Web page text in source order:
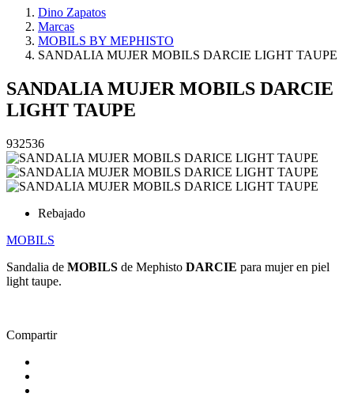
Dino Zapatos
Marcas
MOBILS BY MEPHISTO
SANDALIA MUJER MOBILS DARCIE LIGHT TAUPE
SANDALIA MUJER MOBILS DARCIE
LIGHT TAUPE
932536
Rebajado
MOBILS
Sandalia de MOBILS de Mephisto DARCIE para mujer en piel
light taupe.
Compartir